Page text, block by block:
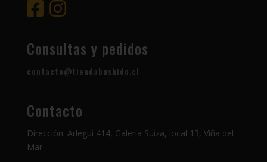
Consultas y pedidos
contacto@tiendabushido.cl
Contacto
Dirección: Arlegui 414, Galería Suiza, local 13, Viña del
Mar